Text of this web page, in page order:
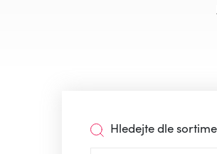
Hledejte dle